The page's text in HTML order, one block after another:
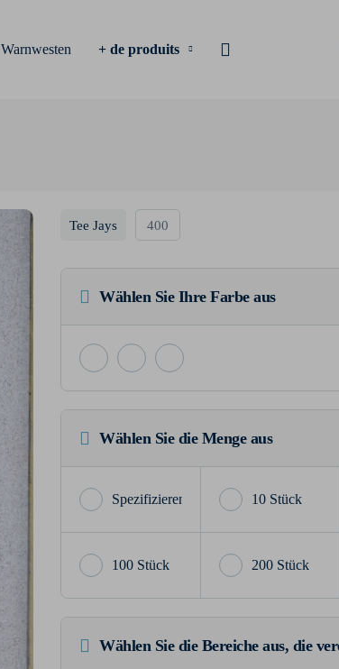
Warnwesten + de produits
Tee Jays 400
Wählen Sie Ihre Farbe aus
Wählen Sie die Menge aus
10 Stück
100 Stück 200 Stück
Wählen Sie die Bereiche aus, die